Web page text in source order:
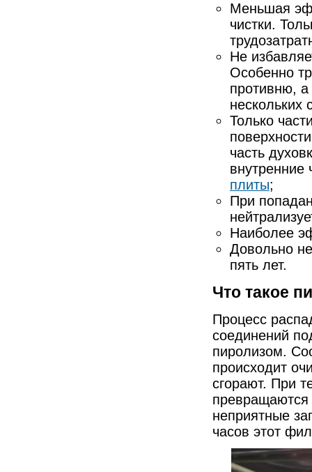
Меньшая
чистки.
Не
Особенно
противню, а
нескольких
Только
часть
внутренние
плиты;
При
Наиболее
Довольно
пять лет.
Что такое
Процесс
соединений
пиролизом.
происходит
сгорают. При
превращаются
неприятные
часов этот